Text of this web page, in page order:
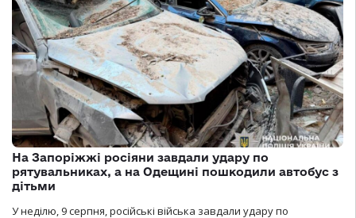
На Запоріжжі росіяни завдали удару по
рятувальниках, а на Одещині пошкодили автобус з
дітьми
У неділю, 9 серпня, російські війська завдали удару по